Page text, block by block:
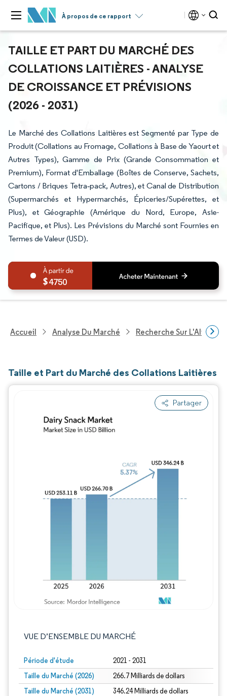
À propos de ce rapport
TAILLE ET PART DU MARCHÉ DES
COLLATIONS LAITIÈRES - ANALYSE
DE CROISSANCE ET PRÉVISIONS
(2026 - 2031)
Le Marché des Collations Laitières est Segmenté par Type de
Produit (Collations au Fromage, Collations à Base de Yaourt et
Autres Types), Gamme de Prix (Grande Consommation et
Premium), Format d'Emballage (Boîtes de Conserve, Sachets,
Cartons / Briques Tetra‑pack, Autres), et Canal de Distribution
(Supermarchés et Hypermarchés, Épiceries/Supérettes, et
Plus), et Géographie (Amérique du Nord, Europe, Asie-
Pacifique, et Plus). Les Prévisions du Marché sont Fournies en
Termes de Valeur (USD).
4750
Accueil Analyse Du Marché Recherche Sur
Taille et Part du Marché des Collations Laitières
Partager
VUE D’ENSEMBLE DU MARCHÉ
Période d'étude 2021 - 2031
Taille du Marché (2026) 266.7 Milliards de dollars
Taille du Marché (2031) 346.24 Milliards de dollars